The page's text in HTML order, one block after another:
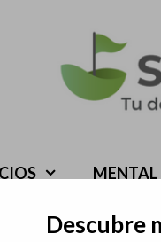
MENTAL
Descubre